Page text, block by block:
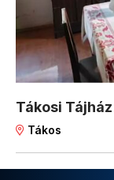
Tákosi Tájház
Tákos